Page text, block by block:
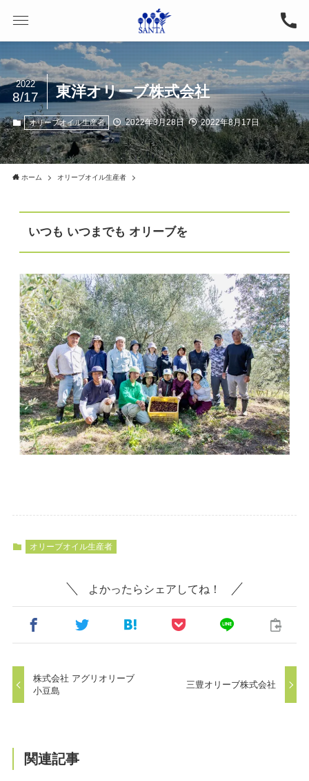
東洋オリーブ株式会社
2022
8/17
オリーブオイル生産者 2022年3月28日 2022年8月17日
ホーム オリーブオイル生産者
いつも いつまでも オリーブを
オリーブオイル生産者
よかったらシェアしてね！
株式会社 アグリオリーブ
小豆島
三豊オリーブ株式会社
関連記事